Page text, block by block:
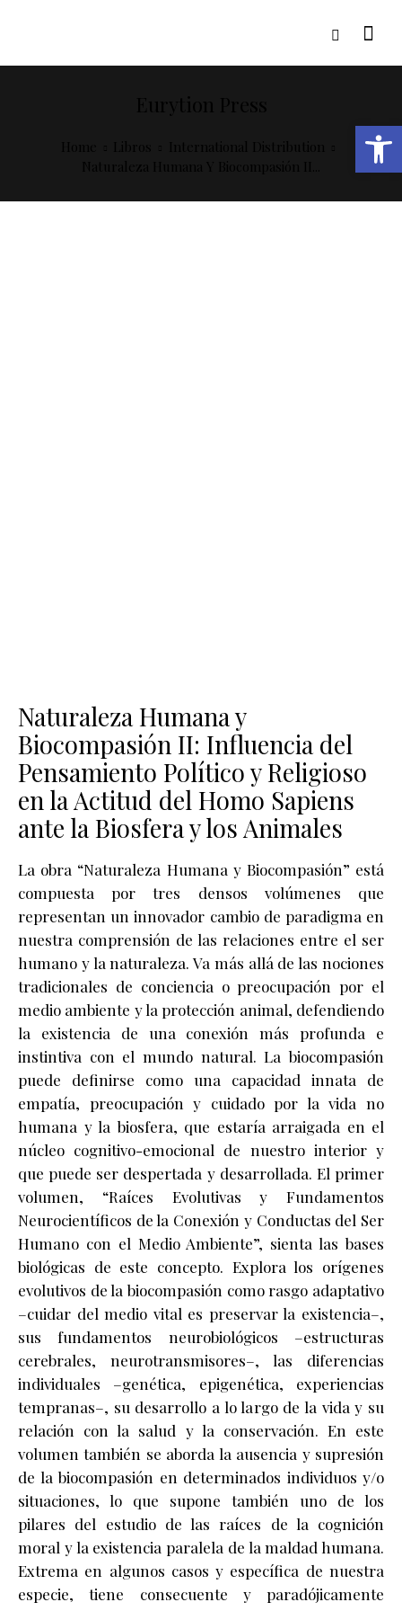
Naturaleza Humana y
Biocompasión II: Influencia del
Pensamiento Político y Religioso
en la Actitud del Homo Sapiens
ante la Biosfera y los Animales
La obra “Naturaleza Humana y Biocompasión” está
compuesta por tres densos volúmenes que
representan un innovador cambio de paradigma en
nuestra comprensión de las relaciones entre el ser
humano y la naturaleza. Va más allá de las nociones
tradicionales de conciencia o preocupación por el
medio ambiente y la protección animal, defendiendo
la existencia de una conexión más profunda e
instintiva con el mundo natural. La biocompasión
puede definirse como una capacidad innata de
empatía, preocupación y cuidado por la vida no
humana y la biosfera, que estaría arraigada en el
núcleo cognitivo-emocional de nuestro interior y
que puede ser despertada y desarrollada. El primer
volumen, “Raíces Evolutivas y Fundamentos
Neurocientíficos de la Conexión y Conductas del Ser
Humano con el Medio Ambiente”, sienta las bases
biológicas de este concepto. Explora los orígenes
evolutivos de la biocompasión como rasgo adaptativo
–cuidar del medio vital es preservar la existencia–,
sus fundamentos neurobiológicos –estructuras
cerebrales, neurotransmisores–, las diferencias
individuales –genética, epigenética, experiencias
tempranas–, su desarrollo a lo largo de la vida y su
relación con la salud y la conservación. En este
volumen también se aborda la ausencia y supresión
de la biocompasión en determinados individuos y/o
situaciones, lo que supone también uno de los
pilares del estudio de las raíces de la cognición
moral y la existencia paralela de la maldad humana.
Extrema en algunos casos y específica de nuestra
especie, tiene consecuente y paradójicamente
Open toolbar